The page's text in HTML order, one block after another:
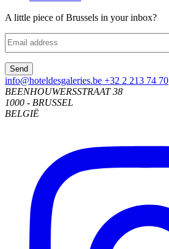
A little piece of Brussels in your inbox?
Email
Send
info@hoteldesgaleries.be +32 2 213 74 70
BEENHOUWERSSTRAAT 38
1000 - BRUSSEL
BELGIË